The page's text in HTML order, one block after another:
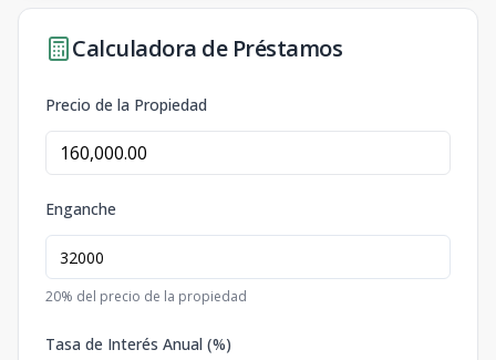
Calculadora de Préstamos
Precio de la Propiedad
Enganche
20% del precio de la propiedad
Tasa de Interés Anual (%)